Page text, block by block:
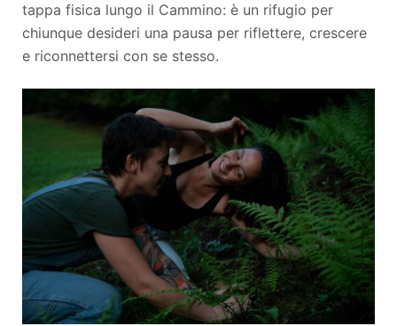
tappa fisica lungo il Cammino: è un rifugio per
chiunque desideri una pausa per riflettere, crescere
e riconnettersi con se stesso.